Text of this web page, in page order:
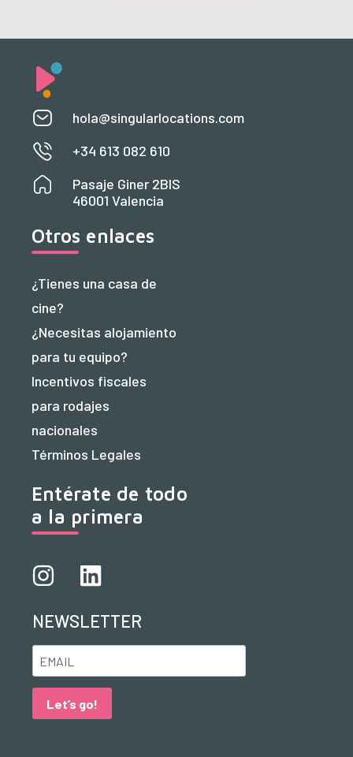
hola@singularlocations.com
+34 613 082 610
Pasaje Giner 2BIS
46001 Valencia
Otros enlaces
¿Tienes una casa de
cine?
¿Necesitas alojamiento
para tu equipo?
Incentivos fiscales
para rodajes
nacionales
Términos Legales
Entérate de todo
a la primera
NEWSLETTER
Let’s go!